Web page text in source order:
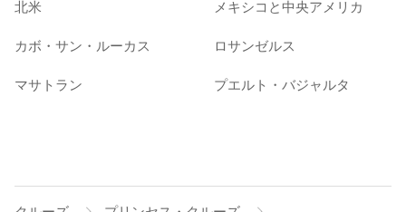
北米 メキシコと中央アメリカ
カボ・サン・ルーカス ロサンゼルス
マサトラン プエルト・バジャルタ